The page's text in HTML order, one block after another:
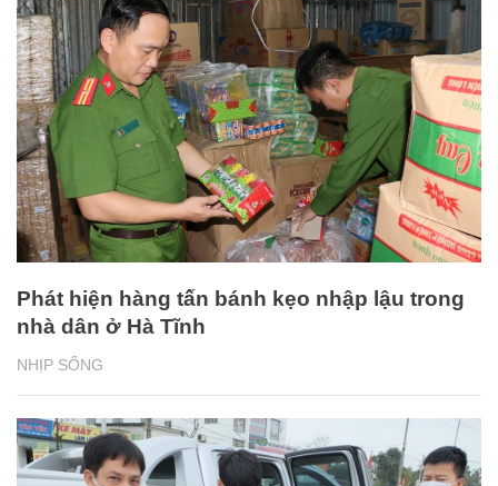
NHỊP SỐNG
Phát hiện hàng tấn bánh kẹo nhập lậu trong
nhà dân ở Hà Tĩnh